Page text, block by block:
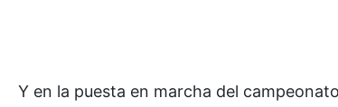
Y en la puesta en marcha del